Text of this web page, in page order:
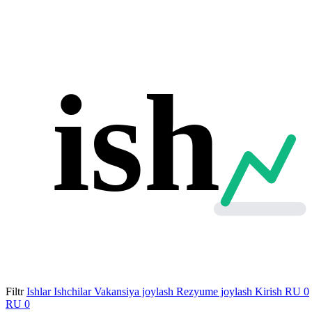
ish
Filtr Ishlar Ishchilar Vakansiya joylash Rezyume joylash Kirish RU 0
RU 0